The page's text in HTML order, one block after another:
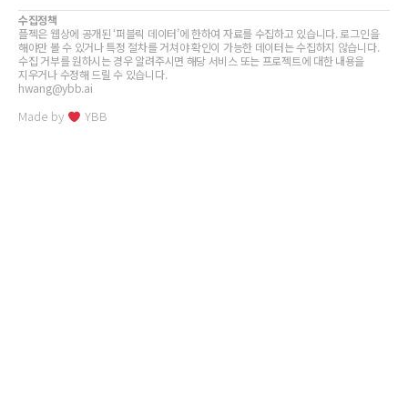
수집정책
플젝은 웹상에 공개된 ‘퍼블릭 데이터’에 한하여 자료를 수집하고 있습니다. 로그인을
해야만 볼 수 있거나 특정 절차를 거쳐야 확인이 가능한 데이터는 수집하지 않습니다.
수집 거부를 원하시는 경우 알려주시면 해당 서비스 또는 프로젝트에 대한 내용을
지우거나 수정해 드릴 수 있습니다.
hwang@ybb.ai
Made by YBB